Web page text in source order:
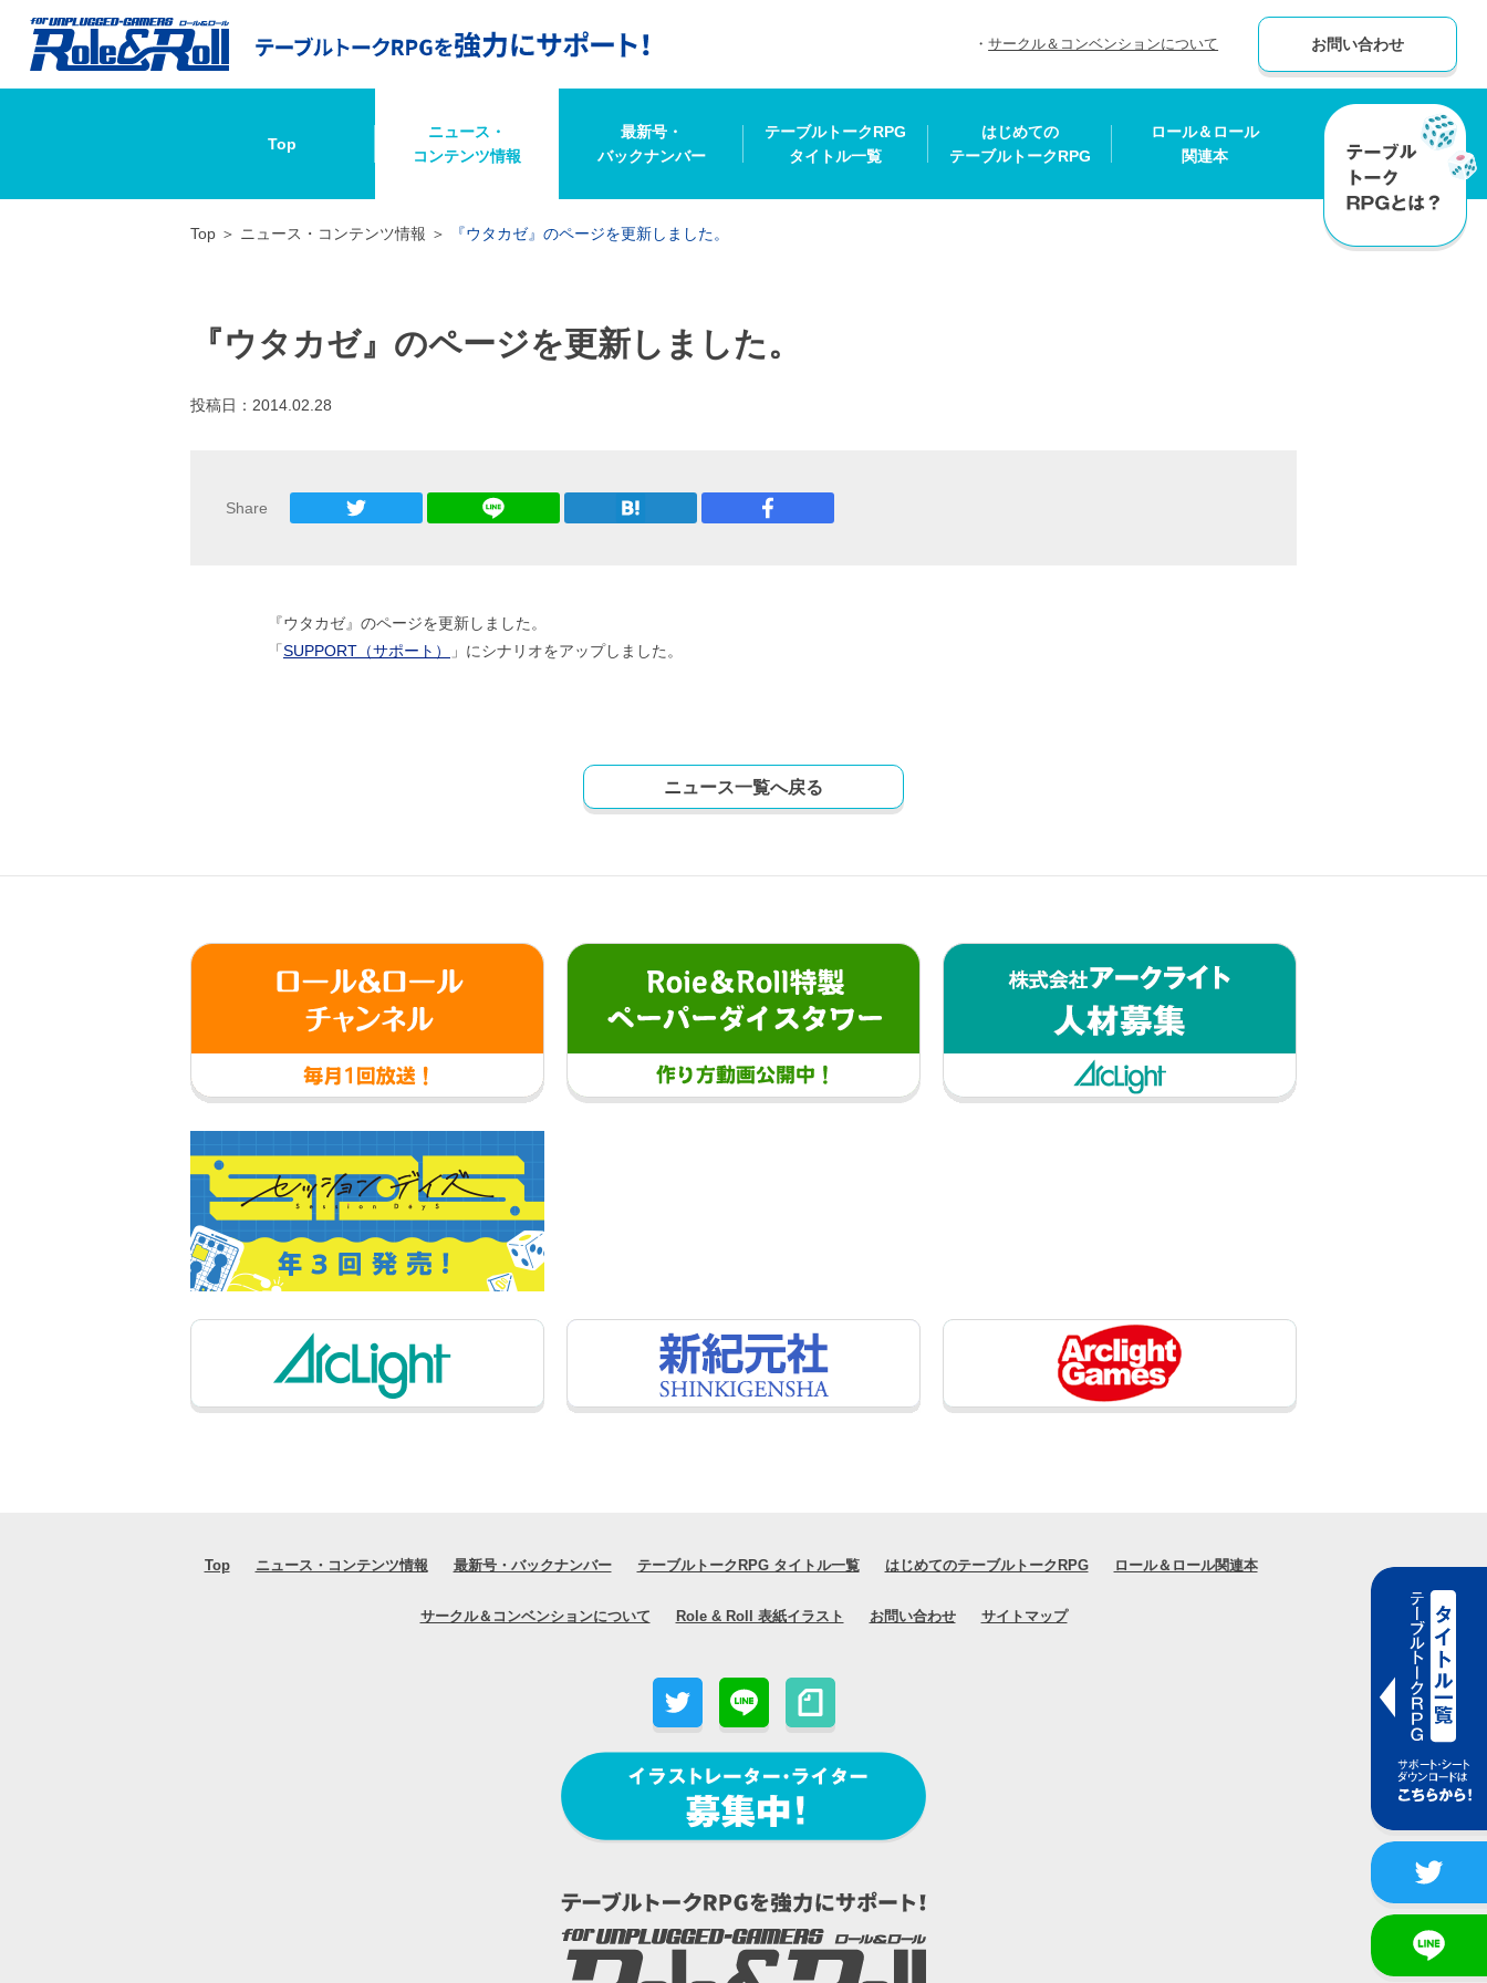
サークル＆コンベンションについて お問い合わせ
Top
ニュース・
コンテンツ情報
最新号・
バックナンバー
テーブルトークRPG
タイトル一覧
はじめての
テーブルトークRPG
ロール＆ロール
関連本
Top ニュース・コンテンツ情報 『ウタカゼ』のページを更新しました。
『ウタカゼ』のページを更新しました。
投稿日： 2014.02.28
Share
『ウタカゼ』のページを更新しました。
「SUPPORT（サポート） 」にシナリオをアップしました。
ニュース一覧へ戻る
Top ニュース・コンテンツ情報 最新号・バックナンバー テーブルトークRPG タイトル一覧 はじめてのテーブルトークRPG ロール＆ロール関連本
サークル＆コンベンションについて Role & Roll 表紙イラスト お問い合わせ サイトマップ